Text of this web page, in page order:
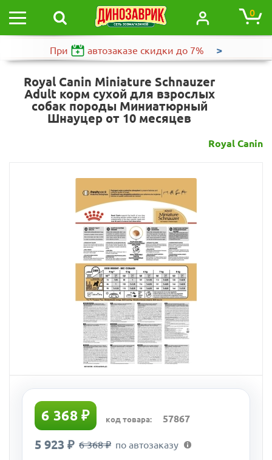
0
При автозаказе скидки до 7% >
Royal Canin Miniature Schnauzer
Adult корм сухой для взрослых
собак породы Миниатюрный
Шнауцер от 10 месяцев
Royal Canin
6 368 ₽ код товара: 57867
5 923 ₽ 6 368 ₽ по автозаказу